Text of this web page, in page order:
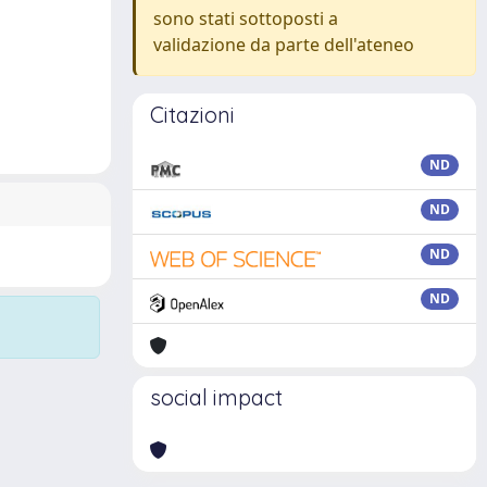
sono stati sottoposti a
validazione da parte dell'ateneo
Citazioni
ND
ND
ND
ND
social impact